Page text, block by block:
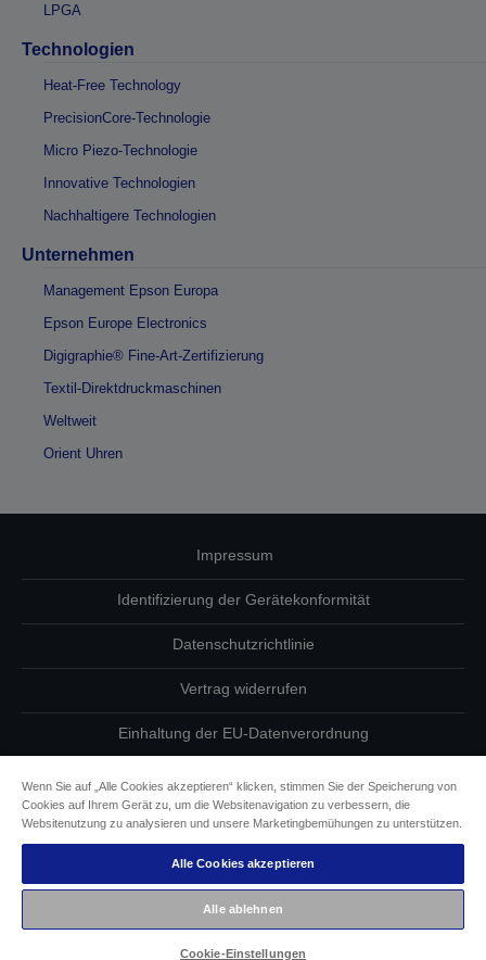
LPGA
Technologien
Heat-Free Technology
PrecisionCore-Technologie
Micro Piezo-Technologie
Innovative Technologien
Nachhaltigere Technologien
Unternehmen
Management Epson Europa
Epson Europe Electronics
Digigraphie® Fine-Art-Zertifizierung
Textil-Direktdruckmaschinen
Weltweit
Orient Uhren
Impressum
Identifizierung der Gerätekonformität
Datenschutzrichtlinie
Vertrag widerrufen
Einhaltung der EU-Datenverordnung
Informationen zu Cookies
Epson Engagement für Barrierefreiheit
Copyright © 2026 Seiko Epson
Wenn Sie auf „Alle Cookies akzeptieren“ klicken, stimmen Sie der Speicherung von
Cookies auf Ihrem Gerät zu, um die Websitenavigation zu verbessern, die
Websitenutzung zu analysieren und unsere Marketingbemühungen zu unterstützen.
Alle Cookies akzeptieren
Alle ablehnen
Cookie-Einstellungen